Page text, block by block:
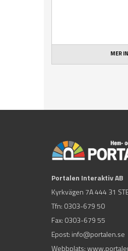
MER
Portalen Interaktiv AB
Kyrkvägen 7A 444 31
Tfn: 0303-679 50
Fax: 0303-679 55
Epost: info@portalen.se
Webbplats: